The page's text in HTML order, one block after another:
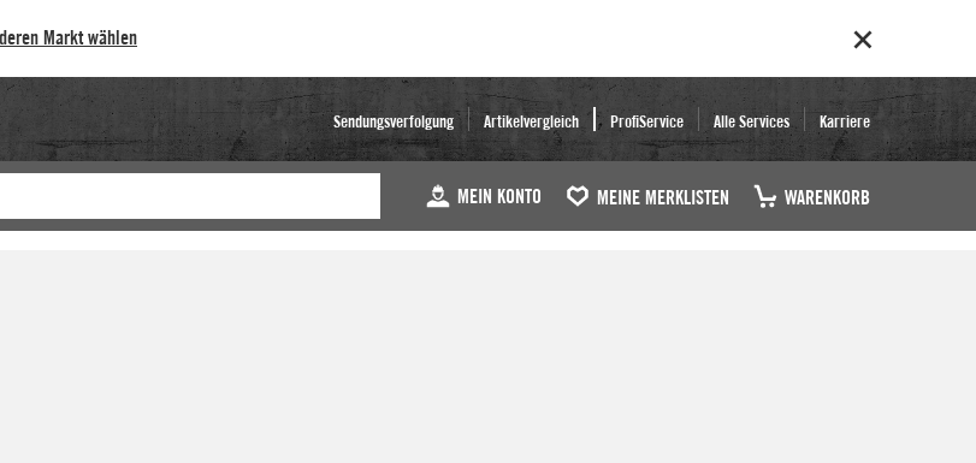
Markt wählen
Sendungsverfolgung Artikelvergleich ProfiService Alle Services Karriere
MEIN KONTO MEINE MERKLISTEN WARENKORB